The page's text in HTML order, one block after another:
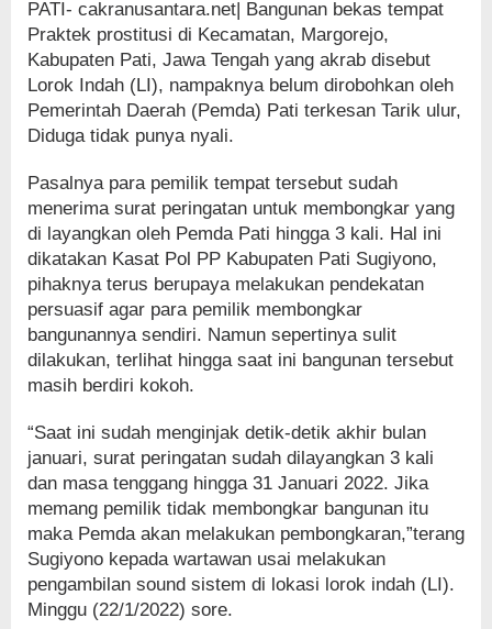
PATI- cakranusantara.net| Bangunan bekas tempat
Praktek prostitusi di Kecamatan, Margorejo,
Kabupaten Pati, Jawa Tengah yang akrab disebut
Lorok Indah (LI), nampaknya belum dirobohkan oleh
Pemerintah Daerah (Pemda) Pati terkesan Tarik ulur,
Diduga tidak punya nyali.
Pasalnya para pemilik tempat tersebut sudah
menerima surat peringatan untuk membongkar yang
di layangkan oleh Pemda Pati hingga 3 kali. Hal ini
dikatakan Kasat Pol PP Kabupaten Pati Sugiyono,
pihaknya terus berupaya melakukan pendekatan
persuasif agar para pemilik membongkar
bangunannya sendiri. Namun sepertinya sulit
dilakukan, terlihat hingga saat ini bangunan tersebut
masih berdiri kokoh.
“Saat ini sudah menginjak detik-detik akhir bulan
januari, surat peringatan sudah dilayangkan 3 kali
dan masa tenggang hingga 31 Januari 2022. Jika
memang pemilik tidak membongkar bangunan itu
maka Pemda akan melakukan pembongkaran,”terang
Sugiyono kepada wartawan usai melakukan
pengambilan sound sistem di lokasi lorok indah (LI).
Minggu (22/1/2022) sore.